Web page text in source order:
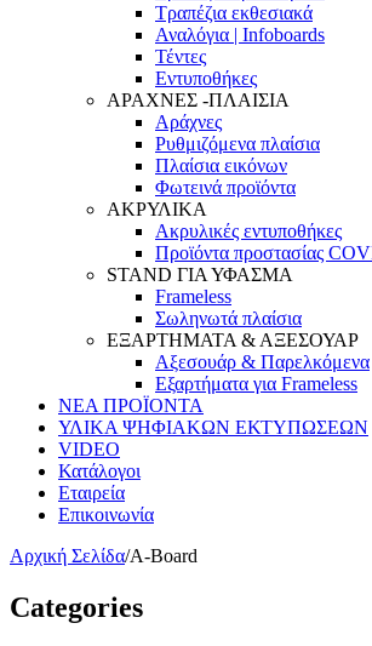
Τραπέζια εκθεσιακά
Αναλόγια | Infoboards
Τέντες
Εντυποθήκες
ΑΡΑΧΝΕΣ -ΠΛΑΙΣΙΑ
Αράχνες
Ρυθμιζόμενα πλαίσια
Πλαίσια εικόνων
Φωτεινά προϊόντα
ΑΚΡΥΛΙΚΑ
Ακρυλικές εντυποθήκες
Προϊόντα προστασίας
STAND ΓΙΑ ΥΦΑΣΜΑ
Frameless
Σωληνωτά πλαίσια
ΕΞΑΡΤΗΜΑΤΑ & ΑΞΕΣΟΥΑΡ
Αξεσουάρ & Παρελκόμενα
Εξαρτήματα για Frameless
ΝΕΑ ΠΡΟΪΟΝΤΑ
ΥΛΙΚΑ ΨΗΦΙΑΚΩΝ ΕΚΤΥΠΩΣΕΩΝ
VIDEO
Κατάλογοι
Εταιρεία
Επικοινωνία
Αρχική Σελίδα/Α-Board
Categories